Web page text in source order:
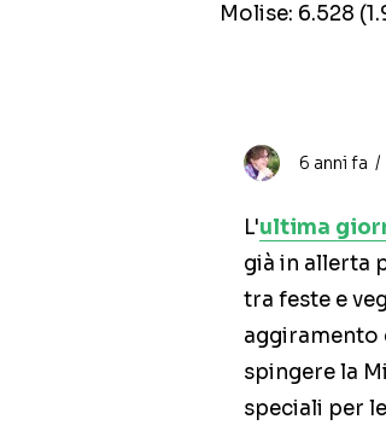
Molise: 6.528
6 anni fa
L'ultima
già in allerta
tra feste e
aggiramento
spingere la
speciali per